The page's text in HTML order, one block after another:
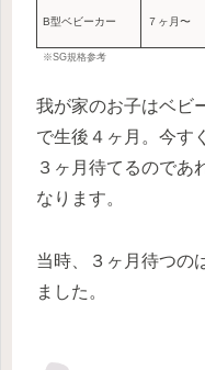
B型ベビーカー ７ヶ月〜
※SG規格参考
我が家のお子はベビ
で生後４ヶ月。今す
３ヶ月待てるのであ
なります。
当時、３ヶ月待つの
ました。